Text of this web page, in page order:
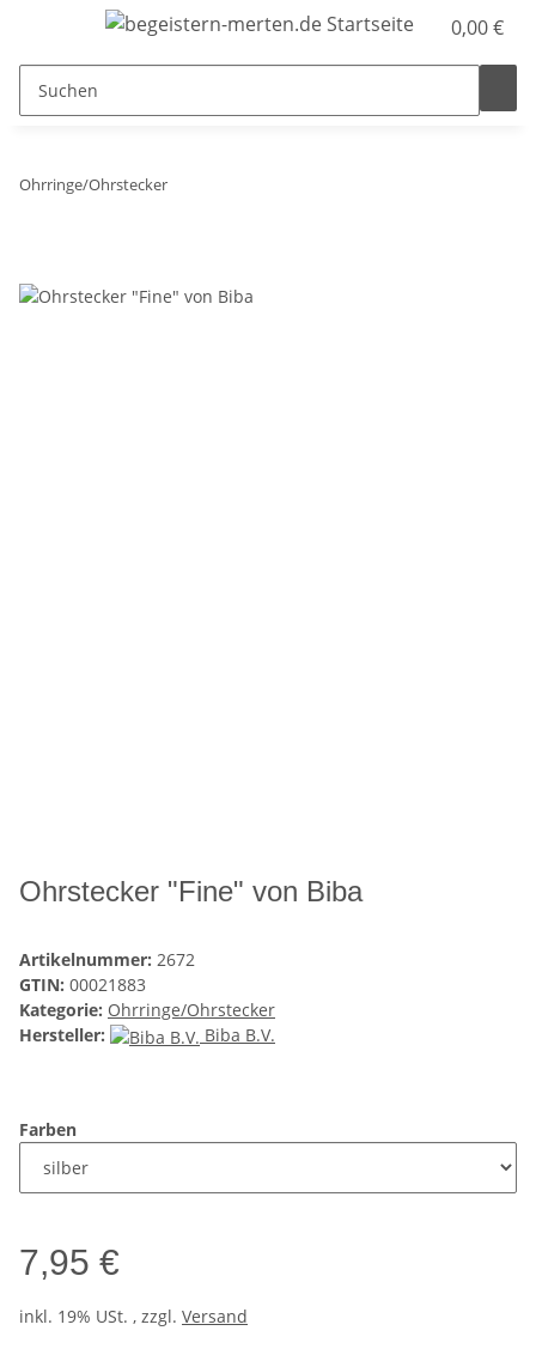
0,00 €
Ohrringe/Ohrstecker
Ohrstecker "Fine" von Biba
Artikelnummer: 2672
GTIN: 00021883
Kategorie: Ohrringe/Ohrstecker
Hersteller:
Biba B.V.
Farben
7,95 €
inkl. 19% USt. , zzgl. Versand